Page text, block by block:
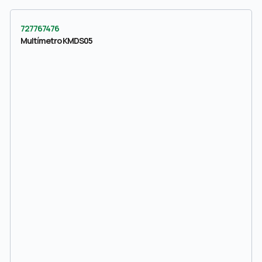
727767476
Multímetro KMDS05